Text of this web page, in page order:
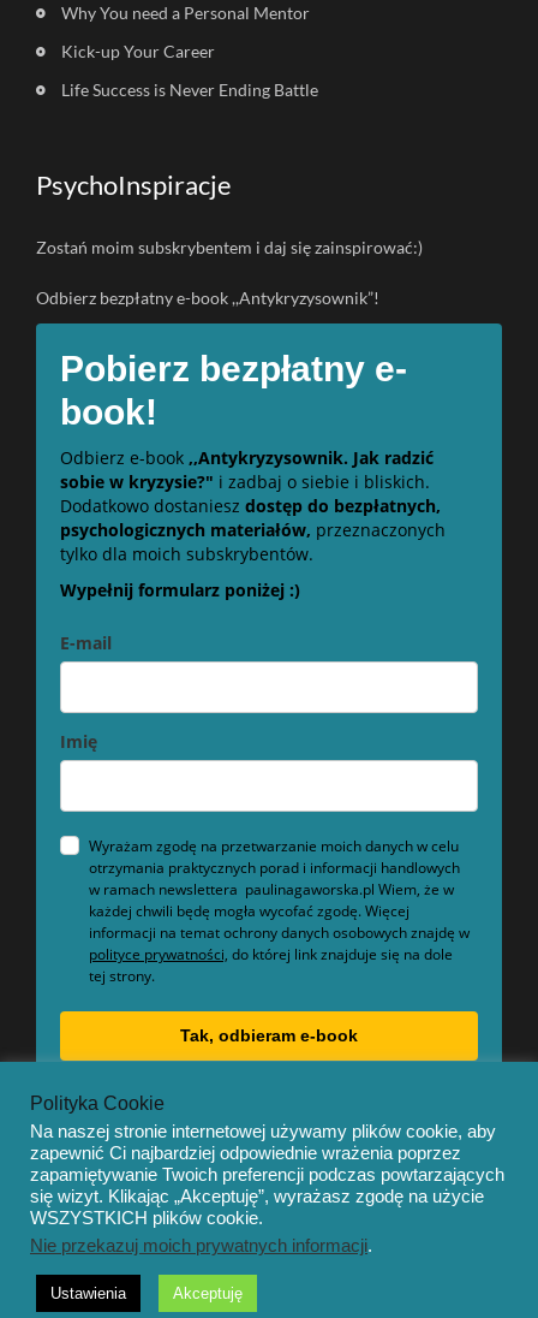
Why You need a Personal Mentor
Kick-up Your Career
Life Success is Never Ending Battle
PsychoInspiracje
Zostań moim subskrybentem i daj się zainspirować:)
Odbierz bezpłatny e-book ,,Antykryzysownik”!
Pobierz bezpłatny e-
book!
Odbierz e-book ,,Antykryzysownik. Jak radzić
sobie w kryzysie?" i zadbaj o siebie i bliskich.
Dodatkowo dostaniesz dostęp do bezpłatnych,
psychologicznych materiałów, przeznaczonych
tylko dla moich subskrybentów.
Wypełnij formularz poniżej :)
E-mail
Imię
Wyrażam zgodę na przetwarzanie moich danych w celu
otrzymania praktycznych porad i informacji handlowych
w ramach newslettera paulinagaworska.pl Wiem, że w
każdej chwili będę mogła wycofać zgodę. Więcej
informacji na temat ochrony danych osobowych znajdę w
polityce prywatności, do której link znajduje się na dole
tej strony.
Tak, odbieram e-book
© Copyright 2020 – Mentor by OceanThemes
Polityka Cookie
Na naszej stronie internetowej używamy plików cookie, aby
zapewnić Ci najbardziej odpowiednie wrażenia poprzez
zapamiętywanie Twoich preferencji podczas powtarzających
się wizyt. Klikając „Akceptuję”, wyrażasz zgodę na użycie
WSZYSTKICH plików cookie.
Nie przekazuj moich prywatnych informacji.
Ustawienia Akceptuję